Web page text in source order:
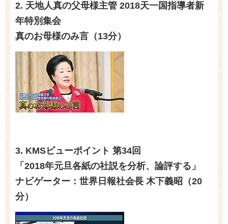
2. 天地人真の父母様主管 2018天一国指導者新
年特別集会
真のお母様のみ言（13分）
3. KMSビューポイント 第34回
「 2018年元旦各紙の社説を分析、論評する」
ナビゲーター：世界日報社会長 木下義昭（20
分）